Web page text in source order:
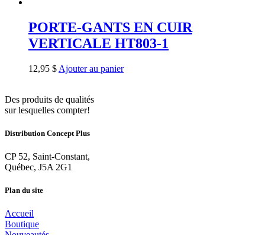
PORTE-GANTS EN CUIR
VERTICALE HT803-1
12,95 $ Ajouter au panier
Des produits de qualités
sur lesquelles compter!
Distribution Concept Plus
CP 52, Saint-Constant,
Québec, J5A 2G1
Plan du site
Accueil
Boutique